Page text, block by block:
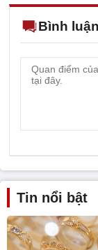
Bình luận
Tin nổi bật